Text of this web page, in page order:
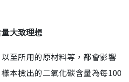
大致理想
至所用的原材料等，都會影響
本檢出的二氧化碳含量為每100